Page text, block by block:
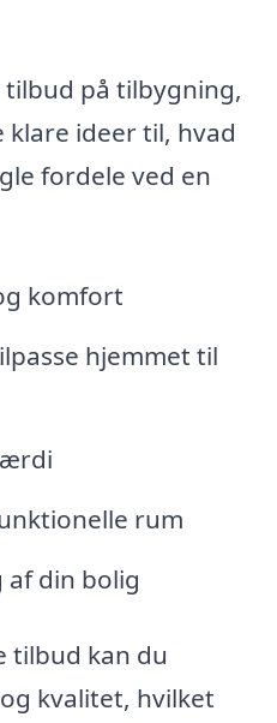
på tilbygning,
ideer til, hvad
fordele ved en
komfort
hjemmet til
rum
din bolig
tilbud kan du
kvalitet, hvilket